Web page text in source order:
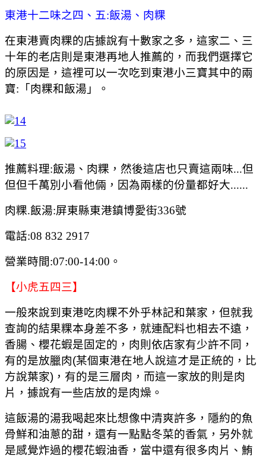
東港十二味之四、五:飯湯、肉粿
在東港賣肉粿的店據說有十數家之多，這家二、三
十年的老店則是東港再地人推薦的，而我們選擇它
的原因是，這裡可以一次吃到東港小三寶其中的兩
寶:「肉粿和飯湯」。
推薦料理:飯湯、肉粿，然後這店也只賣這兩味...但
但但千萬別小看他倆，因為兩樣的份量都好大......
肉粿.飯湯:屏東縣東港鎮博愛街336號
電話:08 832 2917
營業時間:07:00-14:00。
【小虎五四三】
一般來說到東港吃肉粿不外乎林記和葉家，但就我
查詢的結果粿本身差不多，就連配料也相去不遠，
香腸、櫻花蝦是固定的，肉則依店家有少許不同，
有的是放臘肉(某個東港在地人說這才是正統的，比
方說葉家)，有的是三層肉，而這一家放的則是肉
片，據說有一些店放的是肉燥。
這飯湯的湯我喝起來比想像中清爽許多，隱約的魚
骨鮮和油蔥的甜，還有一點點冬菜的香氣，另外就
是感覺炸過的櫻花蝦油香，當中還有很多肉片、鮪